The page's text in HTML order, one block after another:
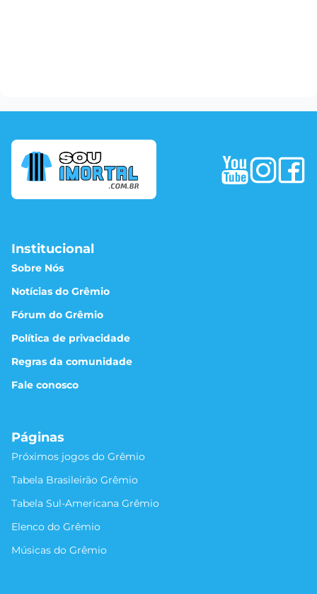
Institucional
Sobre Nós
Notícias do Grêmio
Fórum do Grêmio
Política de privacidade
Regras da comunidade
Fale conosco
Páginas
Próximos jogos do Grêmio
Tabela Brasileirão Grêmio
Tabela Sul-Americana Grêmio
Elenco do Grêmio
Músicas do Grêmio